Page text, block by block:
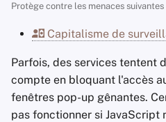
n
e
Les essentiels de la
technologie
Sujets avancés
Systèmes d'exploitation
Gestion des photos
Moteurs de recherche
Services VPN
NewPipe (Android)
Critères
Protège contre les menaces suivantes
Capitalisme de
Parfois, des services tentent
compte en bloquant l'accès
fenêtres pop-up gênantes.
pas fonctionner si JavaScript